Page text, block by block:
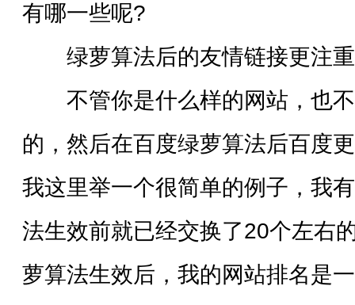
有哪一些呢?
绿萝算法后的友情链接更注重
不管你是什么样的网站，也不
的，然后在百度绿萝算法后百度
我这里举一个很简单的例子，我
法生效前就已经交换了20个左右
萝算法生效后，我的网站排名是